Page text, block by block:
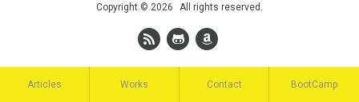
Articles Works Contact BootCamp
Copyright © 2026 All rights reserved.